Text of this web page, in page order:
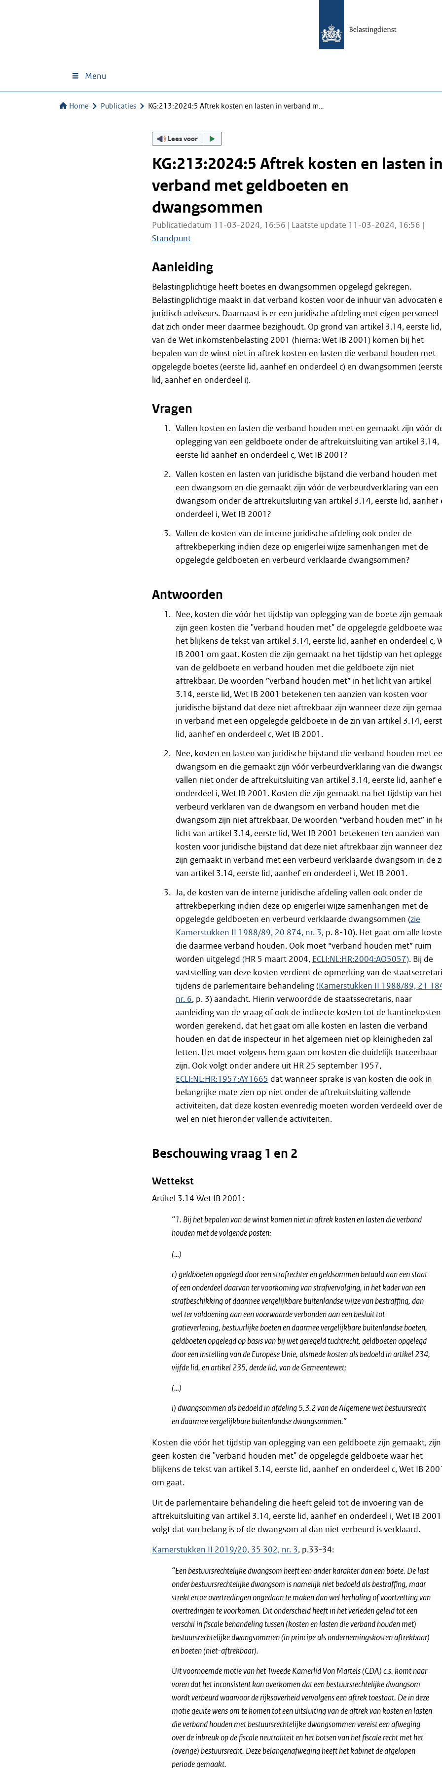
Menu
Home Publicaties KG:213:2024:5 Aftrek kosten en lasten in verband m…
Lees voor
KG:213:2024:5 Aftrek kosten en lasten in
verband met geldboeten en
dwangsommen
Publicatiedatum 11-03-2024, 16:56 | Laatste update 11-03-2024, 16:56 |
Standpunt
Aanleiding
Belastingplichtige heeft boetes en dwangsommen opgelegd gekregen.
Belastingplichtige maakt in dat verband kosten voor de inhuur van advocaten
juridisch adviseurs. Daarnaast is er een juridische afdeling met eigen personeel
dat zich onder meer daarmee bezighoudt. Op grond van artikel 3.14, eerste lid,
van de Wet inkomstenbelasting 2001 (hierna: Wet IB 2001) komen bij het
bepalen van de winst niet in aftrek kosten en lasten die verband houden met
opgelegde boetes (eerste lid, aanhef en onderdeel c) en dwangsommen
lid, aanhef en onderdeel i).
Vragen
Vallen kosten en lasten die verband houden met en gemaakt zijn vóór
oplegging van een geldboete onder de aftrekuitsluiting van artikel 3.14,
eerste lid aanhef en onderdeel c, Wet IB 2001?
Vallen kosten en lasten van juridische bijstand die verband houden met
een dwangsom en die gemaakt zijn vóór de verbeurdverklaring van een
dwangsom onder de aftrekuitsluiting van artikel 3.14, eerste lid, aanhef
onderdeel i, Wet IB 2001?
Vallen de kosten van de interne juridische afdeling ook onder de
aftrekbeperking indien deze op enigerlei wijze samenhangen met de
opgelegde geldboeten en verbeurd verklaarde dwangsommen?
Antwoorden
Nee, kosten die vóór het tijdstip van oplegging van de boete zijn
zijn geen kosten die "verband houden met" de opgelegde geldboete
het blijkens de tekst van artikel 3.14, eerste lid, aanhef en onderdeel c,
IB 2001 om gaat. Kosten die zijn gemaakt na het tijdstip van het
van de geldboete en verband houden met die geldboete zijn niet
aftrekbaar. De woorden ”verband houden met” in het licht van artikel
3.14, eerste lid, Wet IB 2001 betekenen ten aanzien van kosten voor
juridische bijstand dat deze niet aftrekbaar zijn wanneer deze zijn
in verband met een opgelegde geldboete in de zin van artikel 3.14,
lid, aanhef en onderdeel c, Wet IB 2001.
Nee, kosten en lasten van juridische bijstand die verband houden met
dwangsom en die gemaakt zijn vóór verbeurdverklaring van die
vallen niet onder de aftrekuitsluiting van artikel 3.14, eerste lid, aanhef
onderdeel i, Wet IB 2001. Kosten die zijn gemaakt na het tijdstip van het
verbeurd verklaren van de dwangsom en verband houden met die
dwangsom zijn niet aftrekbaar. De woorden “verband houden met” in
licht van artikel 3.14, eerste lid, Wet IB 2001 betekenen ten aanzien van
kosten voor juridische bijstand dat deze niet aftrekbaar zijn wanneer
zijn gemaakt in verband met een verbeurd verklaarde dwangsom in de
van artikel 3.14, eerste lid, aanhef en onderdeel i, Wet IB 2001.
Ja, de kosten van de interne juridische afdeling vallen ook onder de
aftrekbeperking indien deze op enigerlei wijze samenhangen met de
opgelegde geldboeten en verbeurd verklaarde dwangsommen (zie
Kamerstukken II 1988/89, 20 874, nr. 3, p. 8-10). Het gaat om alle
die daarmee verband houden. Ook moet “verband houden met” ruim
worden uitgelegd (HR 5 maart 2004, ECLI:NL:HR:2004:AO5057). Bij de
vaststelling van deze kosten verdient de opmerking van de
tijdens de parlementaire behandeling (Kamerstukken II 1988/89, 21
nr. 6, p. 3) aandacht. Hierin verwoordde de staatssecretaris, naar
aanleiding van de vraag of ook de indirecte kosten tot de kantinekosten
worden gerekend, dat het gaat om alle kosten en lasten die verband
houden en dat de inspecteur in het algemeen niet op kleinigheden zal
letten. Het moet volgens hem gaan om kosten die duidelijk traceerbaar
zijn. Ook volgt onder andere uit HR 25 september 1957,
ECLI:NL:HR:1957:AY1665 dat wanneer sprake is van kosten die ook in
belangrijke mate zien op niet onder de aftrekuitsluiting vallende
activiteiten, dat deze kosten evenredig moeten worden verdeeld over de
wel en niet hieronder vallende activiteiten.
Beschouwing vraag 1 en 2
Wettekst
Artikel 3.14 Wet IB 2001:
“1. Bij het bepalen van de winst komen niet in aftrek kosten en lasten die verband
houden met de volgende posten:
(…)
c) geldboeten opgelegd door een strafrechter en geldsommen betaald aan een staat
of een onderdeel daarvan ter voorkoming van strafvervolging, in het kader van een
strafbeschikking of daarmee vergelijkbare buitenlandse wijze van bestraffing, dan
wel ter voldoening aan een voorwaarde verbonden aan een besluit tot
gratieverlening, bestuurlijke boeten en daarmee vergelijkbare buitenlandse boeten,
geldboeten opgelegd op basis van bij wet geregeld tuchtrecht, geldboeten opgelegd
door een instelling van de Europese Unie, alsmede kosten als bedoeld in artikel 234,
vijfde lid, en artikel 235, derde lid, van de Gemeentewet;
(…)
i) dwangsommen als bedoeld in afdeling 5.3.2 van de Algemene wet bestuursrecht
en daarmee vergelijkbare buitenlandse dwangsommen.”
Kosten die vóór het tijdstip van oplegging van een geldboete zijn gemaakt, zijn
geen kosten die "verband houden met" de opgelegde geldboete waar het
blijkens de tekst van artikel 3.14, eerste lid, aanhef en onderdeel c, Wet IB
om gaat.
Uit de parlementaire behandeling die heeft geleid tot de invoering van de
aftrekuitsluiting van artikel 3.14, eerste lid, aanhef en onderdeel i, Wet IB 2001
volgt dat van belang is of de dwangsom al dan niet verbeurd is verklaard.
Kamerstukken II 2019/20, 35 302, nr. 3, p.33-34:
“Een bestuursrechtelijke dwangsom heeft een ander karakter dan een boete. De last
onder bestuursrechtelijke dwangsom is namelijk niet bedoeld als bestraffing, maar
strekt ertoe overtredingen ongedaan te maken dan wel herhaling of voortzetting van
overtredingen te voorkomen. Dit onderscheid heeft in het verleden geleid tot een
verschil in fiscale behandeling tussen (kosten en lasten die verband houden met)
bestuursrechtelijke dwangsommen (in principe als ondernemingskosten aftrekbaar)
en boeten (niet-aftrekbaar).
Uit voornoemde motie van het Tweede Kamerlid Von Martels (CDA) c.s. komt naar
voren dat het inconsistent kan overkomen dat een bestuursrechtelijke dwangsom
wordt verbeurd waarvoor de rijksoverheid vervolgens een aftrek toestaat. De in deze
motie geuite wens om te komen tot een uitsluiting van de aftrek van kosten en lasten
die verband houden met bestuursrechtelijke dwangsommen vereist een afweging
over de inbreuk op de fiscale neutraliteit en het botsen van het fiscale recht met het
(overige) bestuursrecht. Deze belangenafweging heeft het kabinet de afgelopen
periode gemaakt.